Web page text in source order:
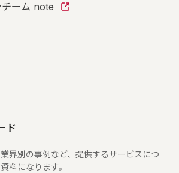
ーム note
ド
界別の事例など、提供するサービスにつ
料になります。